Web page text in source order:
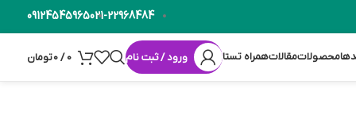
021-22968484
09124545965
محصولاتمقالاتهمراه تستا ورود / ثبت نام 0
/
0تومان